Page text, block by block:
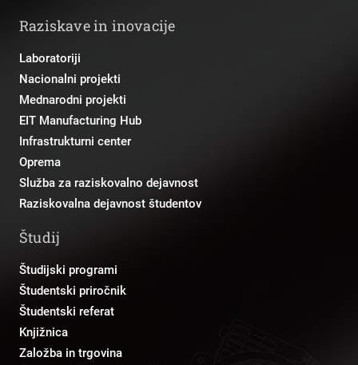
Raziskave in inovacije
Laboratoriji
Nacionalni projekti
Mednarodni projekti
EIT Manufacturing Hub
Infrastrukturni center
Oprema
Služba za raziskovalno dejavnost
Raziskovalna dejavnost študentov
Študij
Študijski programi
Študentski priročnik
Študentski referat
Knjižnica
Založba in trgovina